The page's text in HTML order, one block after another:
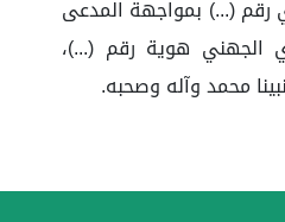
(...) بمواجهة المدعى
الجهني هوية رقم (...)،
محمد وآله وصحبه.